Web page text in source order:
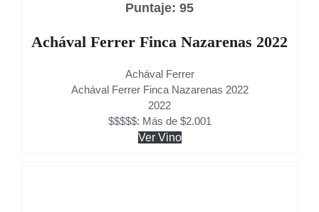
Puntaje: 95
Achával Ferrer Finca Nazarenas 2022
Achával Ferrer
Achával Ferrer Finca Nazarenas 2022
2022
$$$$$: Más de $2.001
Ver Vino